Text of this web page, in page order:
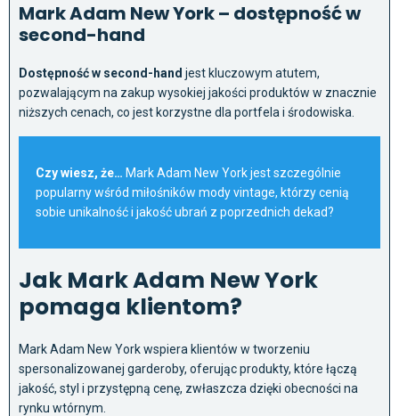
Mark Adam New York – dostępność w
second-hand
Dostępność w second-hand jest kluczowym atutem,
pozwalającym na zakup wysokiej jakości produktów w znacznie
niższych cenach, co jest korzystne dla portfela i środowiska.
Czy wiesz, że… Mark Adam New York jest szczególnie
popularny wśród miłośników mody vintage, którzy cenią
sobie unikalność i jakość ubrań z poprzednich dekad?
Jak Mark Adam New York
pomaga klientom?
Mark Adam New York wspiera klientów w tworzeniu
spersonalizowanej garderoby, oferując produkty, które łączą
jakość, styl i przystępną cenę, zwłaszcza dzięki obecności na
rynku wtórnym.